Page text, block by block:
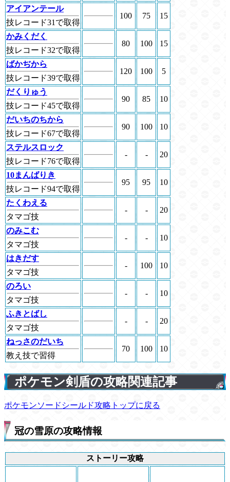
アイアンテール
技レコード31で取得
100 75 15
かみくだく
技レコード32で取得
80 100 15
ばかぢから
技レコード39で取得
120 100 5
だくりゅう
技レコード45で取得
90 85 10
だいちのちから
技レコード67で取得
90 100 10
ステルスロック
技レコード76で取得
- - 20
10まんばりき
技レコード94で取得
95 95 10
たくわえる
タマゴ技
- - 20
のみこむ
タマゴ技
- - 10
はきだす
タマゴ技
- 100 10
のろい
タマゴ技
- - 10
ふきとばし
タマゴ技
- - 20
ねっさのだいち
教え技で習得
70 100 10
ポケモン剣盾の攻略関連記事
ポケモンソードシールド攻略トップに戻る
冠の雪原の攻略情報
ストーリー攻略